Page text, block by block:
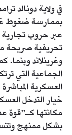
في ولاية دونالد
بممارسة ضغوط
عبر حروب
تحريفية صريحة
وغرينلاند وبنما.
الجماعية التي
العسكرية
خيار التدخل
مكانتها كـ”قوة
بشكل ممنهج